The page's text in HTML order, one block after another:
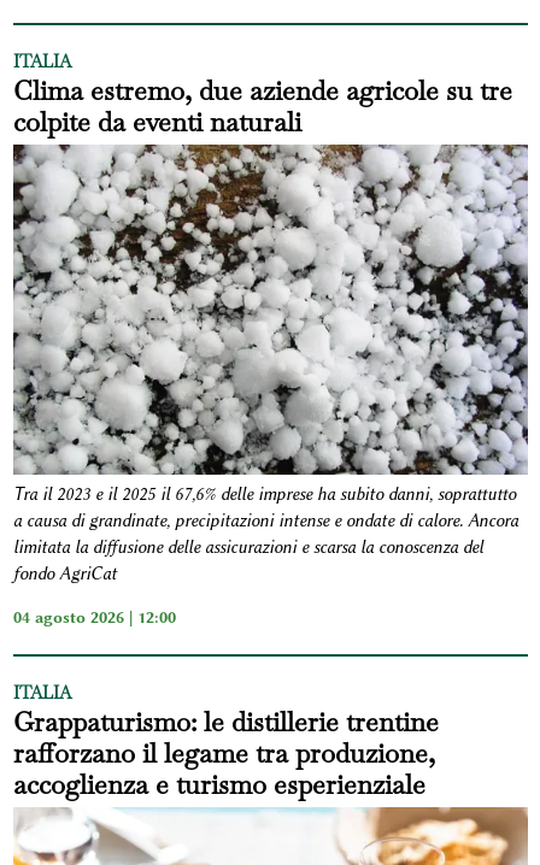
ITALIA
Clima estremo, due aziende agricole su tre
colpite da eventi naturali
Tra il 2023 e il 2025 il 67,6% delle imprese ha subito danni, soprattutto
a causa di grandinate, precipitazioni intense e ondate di calore. Ancora
limitata la diffusione delle assicurazioni e scarsa la conoscenza del
fondo AgriCat
04 agosto 2026 | 12:00
ITALIA
Grappaturismo: le distillerie trentine
rafforzano il legame tra produzione,
accoglienza e turismo esperienziale